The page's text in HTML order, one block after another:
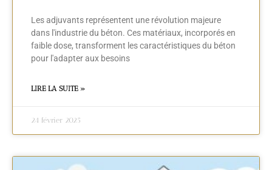
Les adjuvants représentent une révolution majeure
dans l'industrie du béton. Ces matériaux, incorporés en
faible dose, transforment les caractéristiques du béton
pour l'adapter aux besoins
LIRE LA SUITE »
24 février 2025